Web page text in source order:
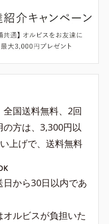
国送料無料、2回
の方は、3,300円以
上げで、送料無料
日から30日以内であ
ルビスが負担いた